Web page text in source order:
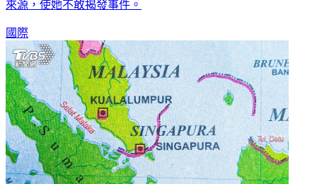
問題。其母親因病癱瘓，家中仍有年幼弟妹仰賴嫌犯維持經濟
國際